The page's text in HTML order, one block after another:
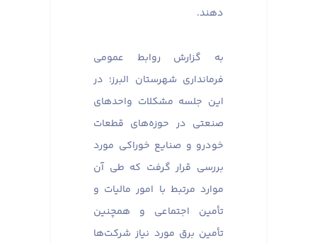
دهند.
به گزارش روابط عمومی
فرمانداری شهرستان البرز؛ در
این جلسه مشکلات واحدهای
صنعتی در حوزه‌های قطعات
خودرو و صنایع خوراکی مورد
بررسی قرار گرفت که طی آن
موارد مرتبط با امور مالیات و
تأمین اجتماعی و همچنین
تأمین برق مورد نیاز شرکت‌ها